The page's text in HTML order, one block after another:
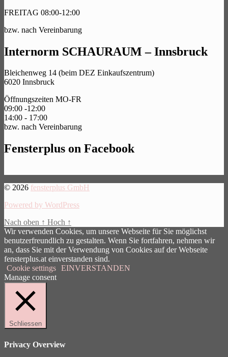
FREITAG 08:00-12:00
bzw. nach Vereinbarung
Internorm SCHAURAUM – Innsbruck
Bleichenweg 14 (beim DEZ Einkaufszentrum)
6020 Innsbruck
Öffnungszeiten MO-FR
09:00 -12:00
14:00 - 17:00
bzw. nach Vereinbarung
Fensterplus on Facebook
© 2026 fensterplus GmbH
Powered by WordPress
Nach oben ↑ Hoch ↑
Wir verwenden Cookies, um unsere Webseite für Sie möglichst
benutzerfreundlich zu gestalten. Wenn Sie fortfahren, nehmen wir
an, dass Sie mit der Verwendung von Cookies auf der Webseite
fensterplus.at einverstanden sind.
Cookie settings EINVERSTANDEN
Manage consent
Schliessen
Privacy Overview